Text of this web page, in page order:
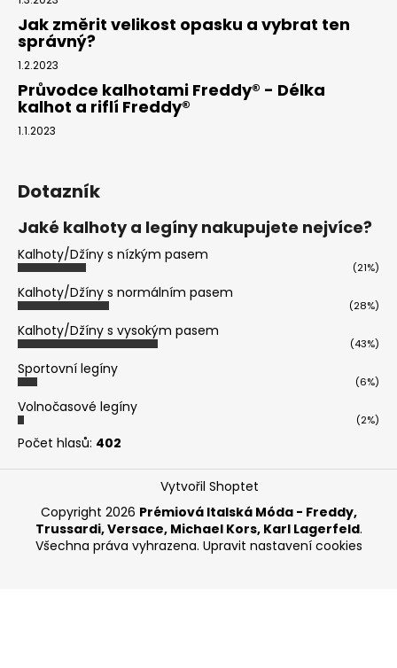
Jak změrit velikost opasku a vybrat ten
správný?
1.2.2023
Průvodce kalhotami Freddy® - Délka
kalhot a riflí Freddy®
1.1.2023
Dotazník
Jaké kalhoty a legíny nakupujete nejvíce?
Kalhoty/Džíny s nízkým pasem
(21%)
Kalhoty/Džíny s normálním pasem
(28%)
Kalhoty/Džíny s vysokým pasem
(43%)
Sportovní legíny
(6%)
Volnočasové legíny
(2%)
Počet hlasů: 402
Vytvořil Shoptet
Copyright 2026 Prémiová Italská Móda - Freddy,
Trussardi, Versace, Michael Kors, Karl Lagerfeld.
Všechna práva vyhrazena. Upravit nastavení cookies